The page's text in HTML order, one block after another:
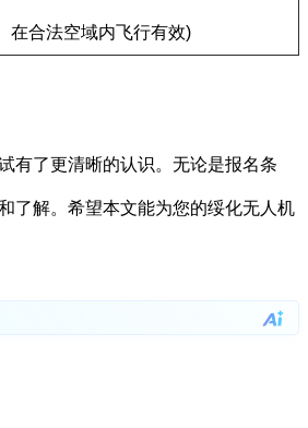
在合法空域内飞行有效)
有了更清晰的认识。无论是报名条
了解。希望本文能为您的绥化无人机